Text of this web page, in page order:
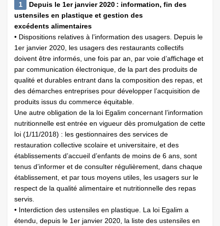
1
Depuis le 1er janvier 2020 : information, fin des
ustensiles en plastique et gestion des
excédents alimentaires
• Dispositions relatives à l’information des usagers. Depuis le
1er janvier 2020, les usagers des restaurants collectifs
doivent être informés, une fois par an, par voie d’affichage et
par communication électronique, de la part des produits de
qualité et durables entrant dans la composition des repas, et
des démarches entreprises pour développer l’acquisition de
produits issus du commerce équitable.
Une autre obligation de la loi Egalim concernant l’information
nutritionnelle est entrée en vigueur dès promulgation de cette
loi (1/11/2018) : les gestionnaires des services de
restauration collective scolaire et universitaire, et des
établissements d’accueil d’enfants de moins de 6 ans, sont
tenus d’informer et de consulter régulièrement, dans chaque
établissement, et par tous moyens utiles, les usagers sur le
respect de la qualité alimentaire et nutritionnelle des repas
servis.
• Interdiction des ustensiles en plastique. La loi Egalim a
étendu, depuis le 1er janvier 2020, la liste des ustensiles en